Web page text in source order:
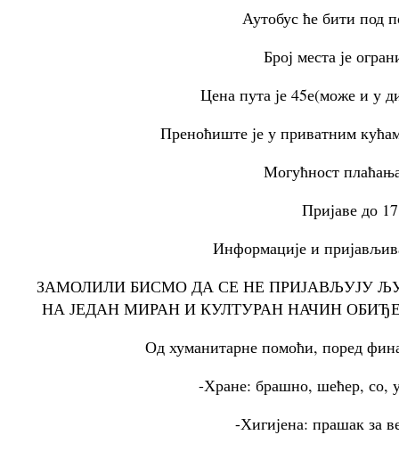
Аутобус ће бити под
Број места је
Цена пута је 45е(може и у
Преноћиште је у приватним
Могућност
Пријаве до
Информације и
ЗАМОЛИЛИ БИСМО ДА СЕ НЕ ПРИЈАВЉУЈУ
НА ЈЕДАН МИРАН И КУЛТУРАН НАЧИН
Од хуманитарне помоћи, поред
-Хране: брашно, шећер, со,
-Хигијена: прашак за